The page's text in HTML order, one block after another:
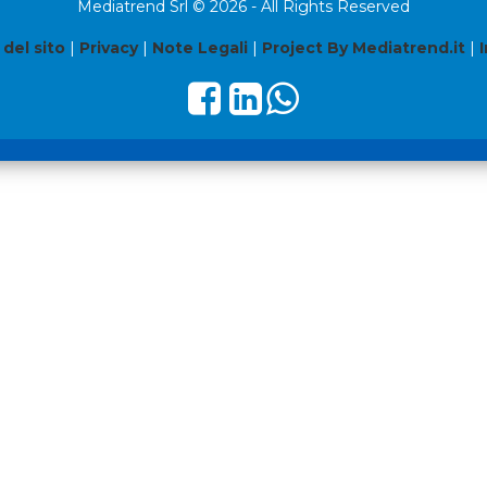
Mediatrend Srl © 2026 - All Rights Reserved
del sito | Privacy| Note Legali | Project By Mediatrend.it |